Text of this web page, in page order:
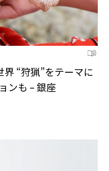
界 “狩猟”をテーマに
ンも – 銀座